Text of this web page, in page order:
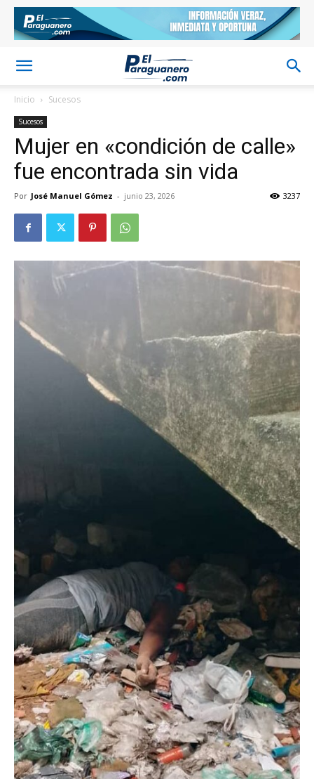
Inicio Sucesos
Sucesos
Mujer en «condición de calle»
fue encontrada sin vida
Por José Manuel Gómez - junio 23, 2026 3237